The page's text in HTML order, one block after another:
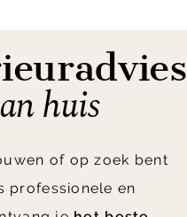
huis
of op zoek bent
professionele en